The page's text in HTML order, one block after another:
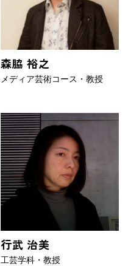
森脇 裕之
メディア芸術コース・教授
行武 治美
工芸学科・教授